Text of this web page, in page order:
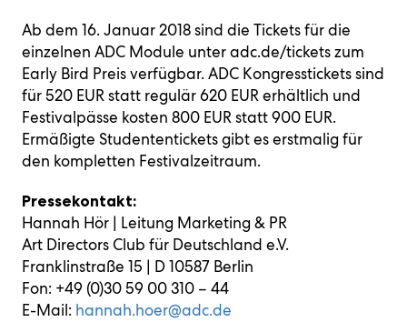
Ab dem 16. Januar 2018 sind die Tickets für die
einzelnen ADC Module unter adc.de/tickets zum
Early Bird Preis verfügbar. ADC Kongresstickets sind
für 520 EUR statt regulär 620 EUR erhältlich und
Festivalpässe kosten 800 EUR statt 900 EUR.
Ermäßigte Studententickets gibt es erstmalig für
den kompletten Festivalzeitraum.
Pressekontakt:
Hannah Hör | Leitung Marketing & PR
Art Directors Club für Deutschland e.V.
Franklinstraße 15 | D 10587 Berlin
Fon: +49 (0)30 59 00 310 – 44
E-Mail: hannah.hoer@adc.de